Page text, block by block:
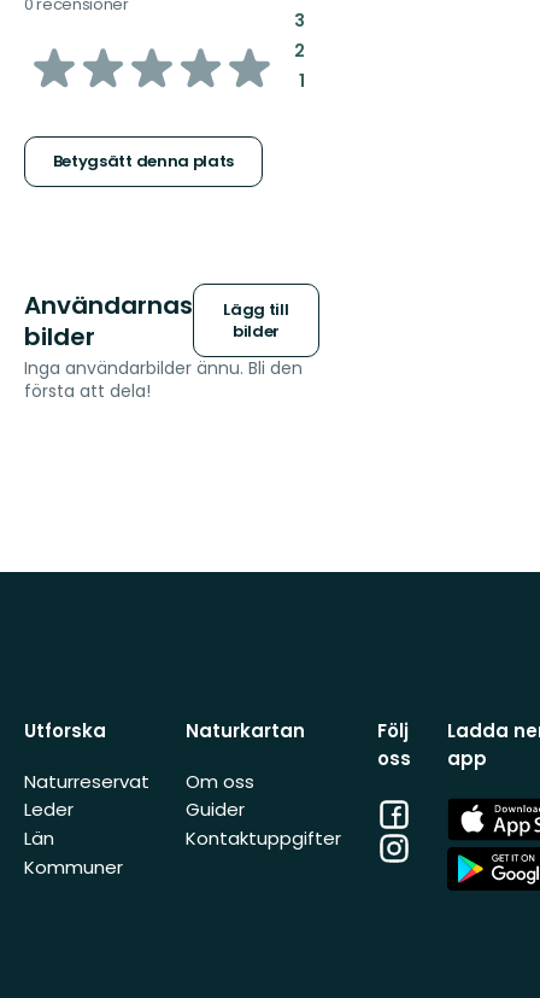
av
stjärnor
Betygsätt denna plats
3:
2:
1:
Användarnas
bilder
Lägg till
bilder
Inga användarbilder ännu. Bli den
första att dela!
Utforska
Naturreservat
Leder
Län
Kommuner
Naturkartan
Om oss
Guider
Kontaktuppgifter
Följ
oss
Facebook
Instagram
Ladda
app
App
Store
App
Store